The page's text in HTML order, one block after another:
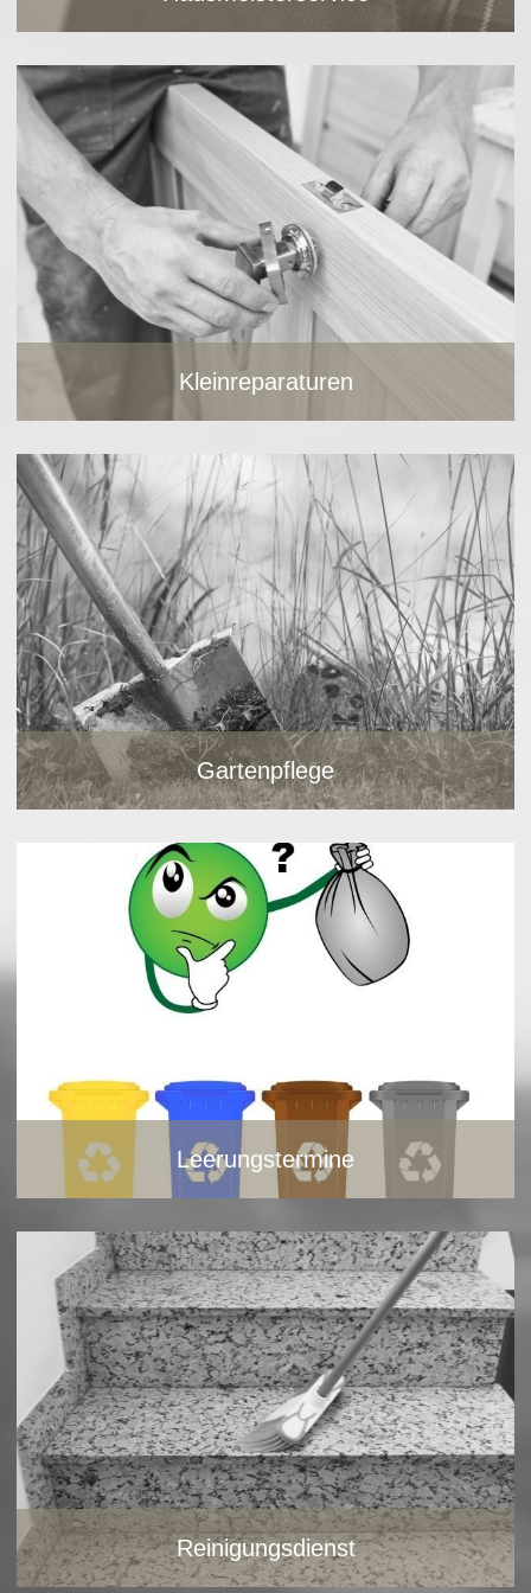
Hausmeisterservice
Meine Serviceleistungen umfassen sämtliche
Hausmeistertätigkeiten. Sprechen Sie mich gerne an.
Bild vergrößern
Kleinreparaturen
Kleinreparaturen
Kleinreparaturen von A - Z
Bild vergrößern
Kleinreparaturen
Kleinreparaturen vonA - Z
Bild vergrößern
Gartenpflege
Gartenpflege
Grünflächenpflege, Hecken und Streucher schneiden, Beete
und Rabbatte pflegen.
Bild vergrößern
Gartenpflege
Grünflächenpflege, Hecken und Streucher schneiden, Beete
und Rabbatte pflegen.
Bild vergrößern
Leerungstermine
Leerungstermine
Hier klicken um aktuelle Leerungstermine zu sehen.
Bild vergrößern
Leerungstermine
Hier klicken um aktuelle Leerungstermine zu sehen.
Bild vergrößern
Reinigungsdienst
Reinigungsdienst
- Innenreinigung
- Reinigungsarbeiten mit dem Hochdruckreiniger
- Treppenhausreinigung
- Fensterreinigung
Bild vergrößern